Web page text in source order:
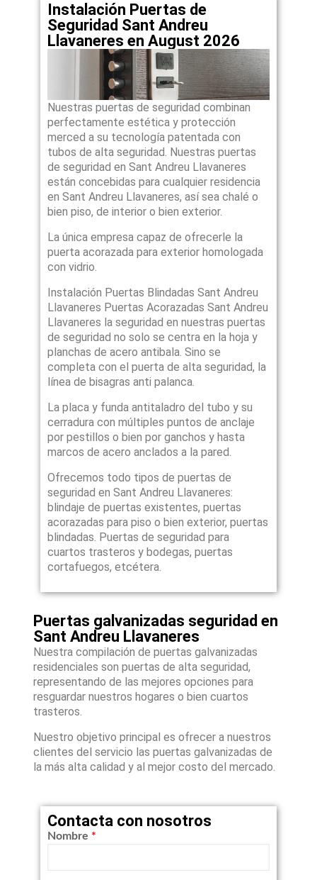
Instalación Puertas de
Seguridad Sant Andreu
Llavaneres en August 2026
Nuestras puertas de seguridad combinan
perfectamente estética y protección
merced a su tecnología patentada con
tubos de alta seguridad. Nuestras puertas
de seguridad en Sant Andreu Llavaneres
están concebidas para cualquier residencia
en Sant Andreu Llavaneres, así sea chalé o
bien piso, de interior o bien exterior.
La única empresa capaz de ofrecerle la
puerta acorazada para exterior homologada
con vidrio.
Instalación Puertas Blindadas Sant Andreu
Llavaneres Puertas Acorazadas Sant Andreu
Llavaneres la seguridad en nuestras puertas
de seguridad no solo se centra en la hoja y
planchas de acero antibala. Sino se
completa con el puerta de alta seguridad, la
línea de bisagras anti palanca.
La placa y funda antitaladro del tubo y su
cerradura con múltiples puntos de anclaje
por pestillos o bien por ganchos y hasta
marcos de acero anclados a la pared.
Ofrecemos todo tipos de puertas de
seguridad en Sant Andreu Llavaneres:
blindaje de puertas existentes, puertas
acorazadas para piso o bien exterior, puertas
blindadas. Puertas de seguridad para
cuartos trasteros y bodegas, puertas
cortafuegos, etcétera.
Puertas galvanizadas seguridad en
Sant Andreu Llavaneres
Nuestra compilación de puertas galvanizadas
residenciales son puertas de alta seguridad,
representando de las mejores opciones para
resguardar nuestros hogares o bien cuartos
trasteros.
Nuestro objetivo principal es ofrecer a nuestros
clientes del servicio las puertas galvanizadas de
la más alta calidad y al mejor costo del mercado.
Contacta con nosotros
Nombre *